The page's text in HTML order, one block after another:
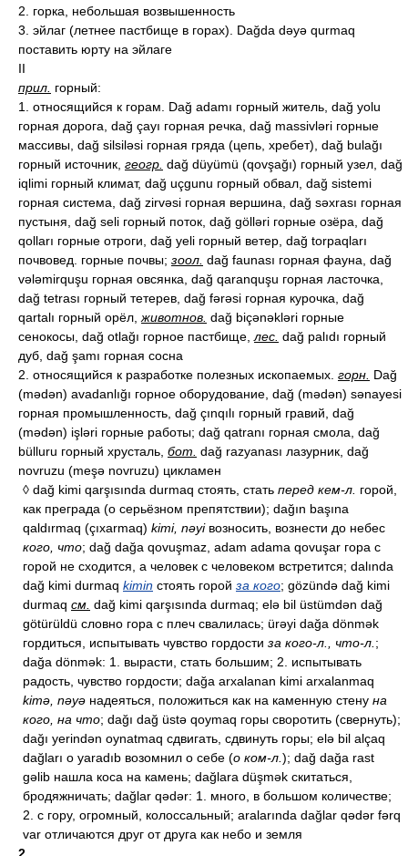
2. горка, небольшая возвышенность
3. эйлаг (летнее пастбище в горах). Dağda dəyə qurmaq
поставить юрту на эйлаге
II
прил. горный:
1. относящийся к горам. Dağ adamı горный житель, dağ yolu
горная дорога, dağ çayı горная речка, dağ massivləri горные
массивы, dağ silsiləsi горная гряда (цепь, хребет), dağ bulağı
горный источник, геогр. dağ düyümü (qovşağı) горный узел, dağ
iqlimi горный климат, dağ uçgunu горный обвал, dağ sistemi
горная система, dağ zirvəsi горная вершина, dağ səxrası горная
пустыня, dağ seli горный поток, dağ gölləri горные озёра, dağ
qolları горные отроги, dağ yeli горный ветер, dağ torpaqları
почвовед. горные почвы; зоол. dağ faunası горная фауна, dağ
vələmirquşu горная овсянка, dağ qaranquşu горная ласточка,
dağ tetrası горный тетерев, dağ fərəsi горная курочка, dağ
qartalı горный орёл, животнов. dağ biçənəkləri горные
сенокосы, dağ otlağı горное пастбище, лес. dağ palıdı горный
дуб, dağ şamı горная сосна
2. относящийся к разработке полезных ископаемых. горн. Dağ
(mədən) avadanlığı горное оборудование, dağ (mədən) sənayesi
горная промышленность, dağ çınqılı горный гравий, dağ
(mədən) işləri горные работы; dağ qatranı горная смола, dağ
bülluru горный хрусталь, бот. dağ razyanası лазурник, dağ
novruzu (meşə novruzu) цикламен
◊ dağ kimi qarşısında durmaq стоять, стать перед кем-л. горой,
как преграда (о серьёзном препятствии); dağın başına
qaldırmaq (çıxarmaq) kimi, nəyiвозносить, вознести до небес
кого, что; dağ dağa qovuşmaz, adam adama qovuşar гора с
горой не сходится, а человек с человеком встретится; dalında
dağ kimi durmaq kimin стоять горой за кого; gözündə dağ kimi
durmaq см. dağ kimi qarşısında durmaq; elə bil üstümdən dağ
götürüldü словно гора с плеч свалилась; ürəyi dağa dönmək
гордиться, испытывать чувство гордости за кого-л., что-л. ;
dağa dönmək: 1. вырасти, стать большим; 2. испытывать
радость, чувство гордости; dağa arxalanan kimi arxalanmaq
kimə, nəyə надеяться, положиться как на каменную стену на
кого, на что; dağı dağ üstə qoymaq горы своротить (свернуть);
dağı yerindən oynatmaq сдвигать, сдвинуть горы; elə bil alçaq
dağları o yaradıb возомнил о себе (о ком-л. ); dağ dağa rast
gəlib нашла коса на камень; dağlara düşmək скитаться,
бродяжничать; dağlar qədər: 1. много, в большом количестве;
2. с гору, огромный, колоссальный; aralarında dağlar qədər fərq
var отличаются друг от друга как небо и земля